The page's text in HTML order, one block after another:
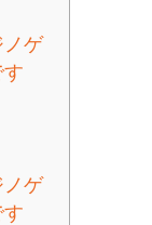
ノゲ
ノゲ